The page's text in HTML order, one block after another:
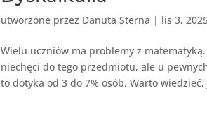
utworzone przez Danuta Sterna | lis 3,
Wielu uczniów ma problemy z
niechęci do tego przedmiotu, ale u
to dotyka od 3 do 7% osób. Warto wiedzieć,